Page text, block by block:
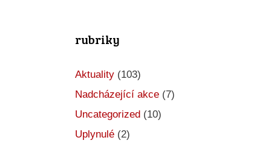
rubriky
Aktuality(103)
Nadcházející akce(7)
Uncategorized (10)
Uplynulé(2)